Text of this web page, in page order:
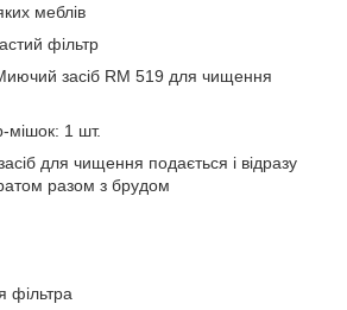
меблів
фільтр
засіб RM 519 для чищення
мішок: 1 шт.
для чищення подається і відразу
разом з брудом
фільтра